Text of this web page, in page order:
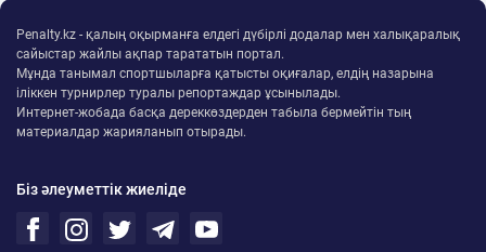
Penalty.kz - қалың оқырманға елдегі дүбірлі додалар мен халықаралық
сайыстар жайлы ақпар тарататын портал.
Мұнда танымал спортшыларға қатысты оқиғалар, елдің назарына
іліккен турнирлер туралы репортаждар ұсынылады.
Интернет-жобада басқа дереккөздерден табыла бермейтін тың
материалдар жарияланып отырады.
Біз әлеуметтік жиеліде